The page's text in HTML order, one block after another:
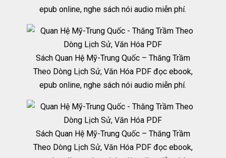
epub online, nghe sách nói audio miễn phí.
Sách Quan Hệ Mỹ-Trung Quốc – Thăng Trầm
Theo Dòng Lịch Sử, Văn Hóa PDF đọc ebook,
epub online, nghe sách nói audio miễn phí.
Sách Quan Hệ Mỹ-Trung Quốc – Thăng Trầm
Theo Dòng Lịch Sử, Văn Hóa PDF đọc ebook,